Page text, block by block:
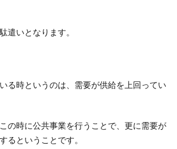
遣いとなります。
る時というのは、需要が供給を上回ってい
の時に公共事業を行うことで、更に需要が
るということです。